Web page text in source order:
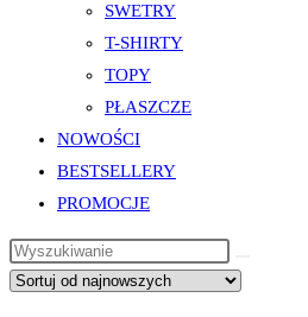
SWETRY
T-SHIRTY
TOPY
PŁASZCZE
NOWOŚCI
BESTSELLERY
PROMOCJE